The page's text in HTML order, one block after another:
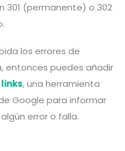
301 (permanente) o 302
los errores de
entonces puedes añadir
, una herramienta
Google para informar
error o falla.